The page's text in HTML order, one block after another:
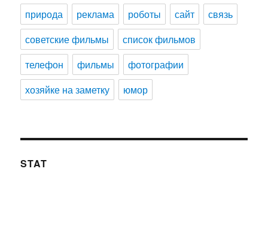
природа
реклама роботы сайт
связь
советские фильмы
список фильмов
телефон
фильмы
фотографии
хозяйке на заметку
юмор
STAT